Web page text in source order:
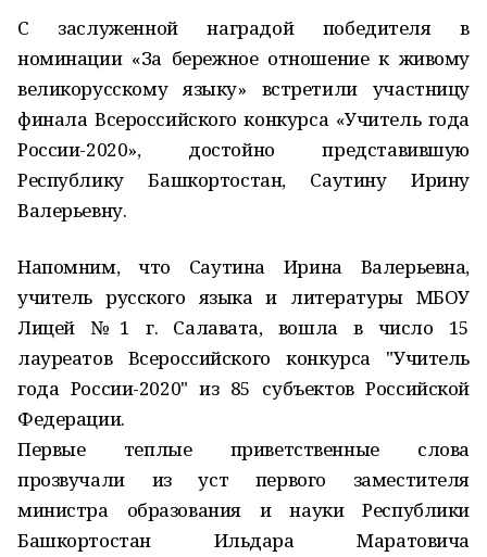
С заслуженной наградой победителя в
номинации «За бережное отношение к живому
великорусскому языку» встретили участницу
финала Всероссийского конкурса «Учитель года
России-2020», достойно представившую
Республику Башкортостан, Саутину Ирину
Валерьевну.
Напомним, что Саутина Ирина Валерьевна,
учитель русского языка и литературы МБОУ
Лицей №1 г. Салавата, вошла в число 15
лауреатов Всероссийского конкурса "Учитель
года России-2020" из 85 субъектов Российской
Федерации.
Первые теплые приветственные слова
прозвучали из уст первого заместителя
министра образования и науки Республики
Башкортостан Ильдара Маратовича